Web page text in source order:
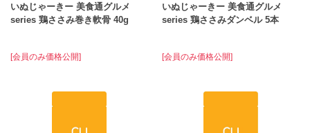
いぬじゃーきー 美食通グルメ
series 鶏ささみ巻き軟骨 40g
[会員のみ価格公開]
いぬじゃーきー 美食通グルメ
series 鶏ささみダンベル 5本
[会員のみ価格公開]